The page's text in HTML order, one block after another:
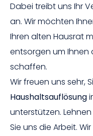
Dabei treibt uns Ihr
an. Wir möchten
Ihren alten Hausrat
entsorgen um Ihnen
schaffen.
Wir freuen uns sehr,
Haushaltsauflösung
unterstützen.
Sie uns die Arbeit.